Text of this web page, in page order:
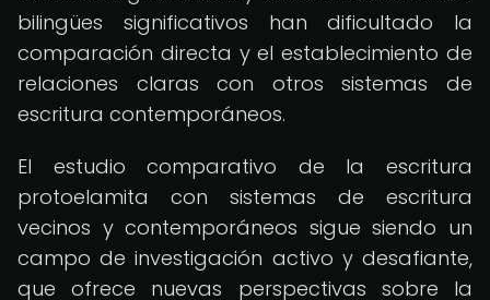
bilingües significativos han dificultado la
comparación directa y el establecimiento de
relaciones claras con otros sistemas de
escritura contemporáneos.
El estudio comparativo de la escritura
protoelamita con sistemas de escritura
vecinos y contemporáneos sigue siendo un
campo de investigación activo y desafiante,
que ofrece nuevas perspectivas sobre la